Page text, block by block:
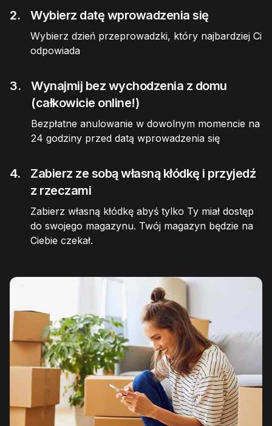
2. Wybierz datę wprowadzenia się
Wybierz dzień przeprowadzki, który najbardziej Ci
odpowiada
3.
Wynajmij bez wychodzenia z domu
(całkowicie online!)
Bezpłatne anulowanie w dowolnym momencie na
24 godziny przed datą wprowadzenia się
4.
Zabierz ze sobą własną kłódkę i przyjedź
z rzeczami
Zabierz własną kłódkę abyś tylko Ty miał dostęp
do swojego magazynu. Twój magazyn będzie na
Ciebie czekał.